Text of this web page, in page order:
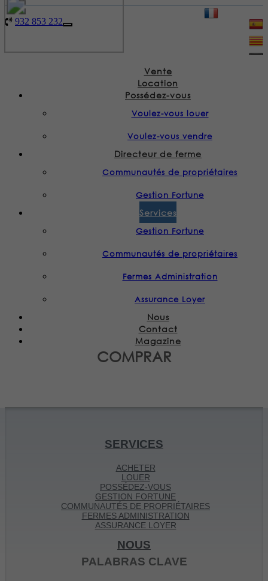
932 853 232
Toggle
Vente
Location
Possédez-vous
Voulez-vous louer
Voulez-vous vendre
Directeur de ferme
Communautés de propriétaires
Gestion Fortune
Services
Gestion Fortune
Communautés de propriétaires
Fermes Administration
Assurance Loyer
Nous
Contact
Magazine
COMPRAR
SERVICES
ACHETER
LOUER
POSSÉDEZ-VOUS
GESTION FORTUNE
COMMUNAUTÉS DE PROPRIÉTAIRES
FERMES ADMINISTRATION
ASSURANCE LOYER
NOUS
PALABRAS CLAVE